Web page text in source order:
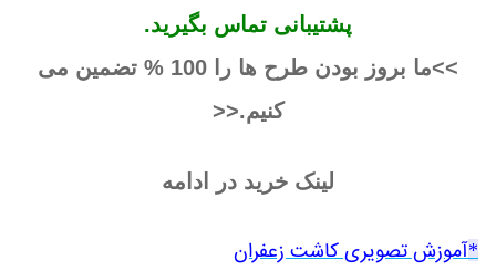
پشتیبانی تماس بگیرید.
>>ما بروز بودن طرح ها را 100 % تضمین می
کنیم.<<
لینک خرید در ادامه
*آموزش تصویری کاشت زعفران